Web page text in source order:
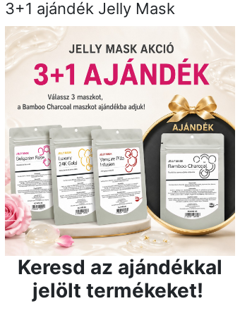
illatosító távirányítóval, 300 ml
emellett kellemes atmoszférát is
üde hatást biztosít. A párás levegő
tartály 3 dl térfogatú, akár 10 óra
hangulatos fényt kölcsönöz a
3+1 ajándék Jelly Mask
Keresd az ajándékkal
jelölt termékeket!